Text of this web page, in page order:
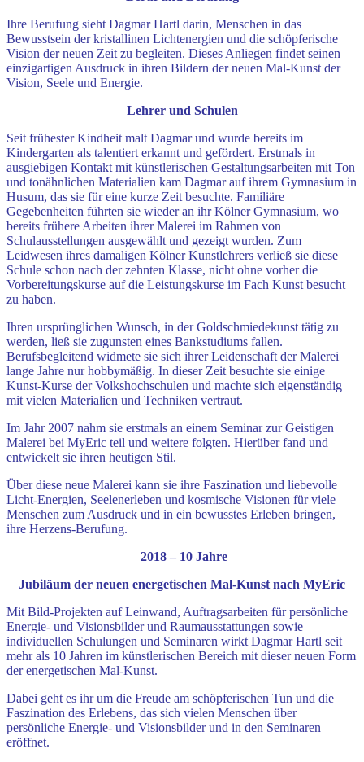
Ihre Berufung sieht Dagmar Hartl darin, Menschen in das
Bewusstsein der kristallinen Lichtenergien und die schöpferische
Vision der neuen Zeit zu begleiten. Dieses Anliegen findet seinen
einzigartigen Ausdruck in ihren Bildern der neuen Mal-Kunst der
Vision, Seele und Energie.
Lehrer und Schulen
Seit frühester Kindheit malt Dagmar und wurde bereits im
Kindergarten als talentiert erkannt und gefördert. Erstmals in
ausgiebigen Kontakt mit künstlerischen Gestaltungsarbeiten mit Ton
und tonähnlichen Materialien kam Dagmar auf ihrem Gymnasium in
Husum, das sie für eine kurze Zeit besuchte. Familiäre
Gegebenheiten führten sie wieder an ihr Kölner Gymnasium, wo
bereits frühere Arbeiten ihrer Malerei im Rahmen von
Schulausstellungen ausgewählt und gezeigt wurden. Zum
Leidwesen ihres damaligen Kölner Kunstlehrers verließ sie diese
Schule schon nach der zehnten Klasse, nicht ohne vorher die
Vorbereitungskurse auf die Leistungskurse im Fach Kunst besucht
zu haben.
Ihren ursprünglichen Wunsch, in der Goldschmiedekunst tätig zu
werden, ließ sie zugunsten eines Bankstudiums fallen.
Berufsbegleitend widmete sie sich ihrer Leidenschaft der Malerei
lange Jahre nur hobbymäßig. In dieser Zeit besuchte sie einige
Kunst-Kurse der Volkshochschulen und machte sich eigenständig
mit vielen Materialien und Techniken vertraut.
Im Jahr 2007 nahm sie erstmals an einem Seminar zur Geistigen
Malerei bei MyEric teil und weitere folgten. Hierüber fand und
entwickelt sie ihren heutigen Stil.
Über diese neue Malerei kann sie ihre Faszination und liebevolle
Licht-Energien, Seelenerleben und kosmische Visionen für viele
Menschen zum Ausdruck und in ein bewusstes Erleben bringen,
ihre Herzens-Berufung.
2018 – 10 Jahre
Jubiläum der neuen energetischen Mal-Kunst nach MyEric
Mit Bild-Projekten auf Leinwand, Auftragsarbeiten für persönliche
Energie- und Visionsbilder und Raumausstattungen sowie
individuellen Schulungen und Seminaren wirkt Dagmar Hartl seit
mehr als 10 Jahren im künstlerischen Bereich mit dieser neuen Form
der energetischen Mal-Kunst.
Dabei geht es ihr um die Freude am schöpferischen Tun und die
Faszination des Erlebens, das sich vielen Menschen über
persönliche Energie- und Visionsbilder und in den Seminaren
eröffnet.